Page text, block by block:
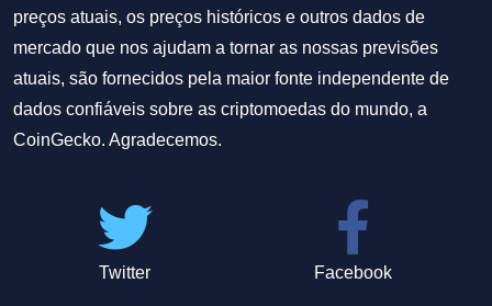
preços atuais, os preços históricos e outros dados de
mercado que nos ajudam a tornar as nossas previsões
atuais, são fornecidos pela maior fonte independente de
dados confiáveis sobre as criptomoedas do mundo, a
CoinGecko. Agradecemos.
Twitter Facebook